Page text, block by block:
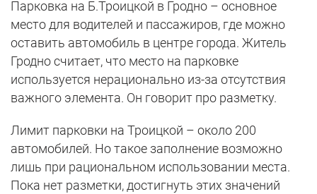
Парковка на Б.Троицкой в Гродно – основное
место для водителей и пассажиров, где можно
оставить автомобиль в центре города. Житель
Гродно считает, что место на парковке
используется нерационально из-за отсутствия
важного элемента. Он говорит про разметку.
Лимит парковки на Троицкой – около 200
автомобилей. Но такое заполнение возможно
лишь при рациональном использовании места.
Пока нет разметки, достигнуть этих значений